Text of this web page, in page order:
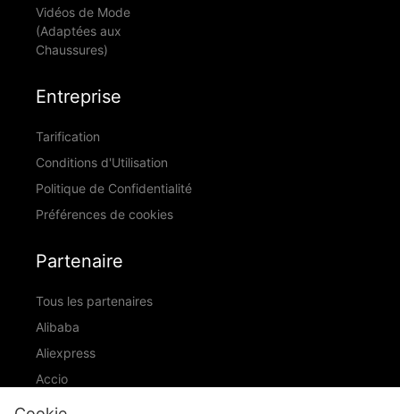
Vidéos de Mode
(Adaptées aux
Chaussures)
Entreprise
Tarification
Conditions d'Utilisation
Politique de Confidentialité
Préférences de cookies
Partenaire
Tous les partenaires
Alibaba
Aliexpress
Accio
ID Ranking